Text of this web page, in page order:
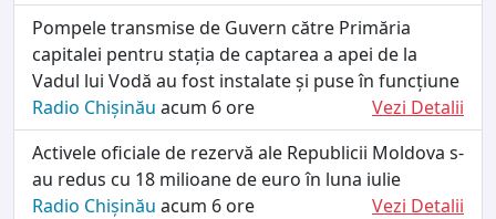
Pompele transmise de Guvern către Primăria
capitalei pentru stația de captarea a apei de la
Vadul lui Vodă au fost instalate și puse în funcțiune
Radio Chișinău acum 6 ore
Vezi Detalii
Activele oficiale de rezervă ale Republicii Moldova s-
au redus cu 18 milioane de euro în luna iulie
Radio Chișinău acum 6 ore
Vezi Detalii